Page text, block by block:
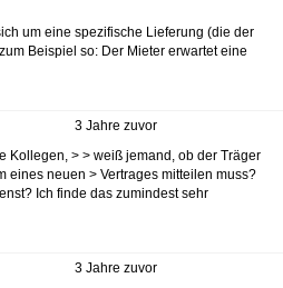
um eine spezifische Lieferung (die der
Beispiel so: Der Mieter erwartet eine
3 Jahre zuvor
Kollegen, > > weiß jemand, ob der Träger
eines neuen > Vertrages mitteilen muss?
Ich finde das zumindest sehr
3 Jahre zuvor